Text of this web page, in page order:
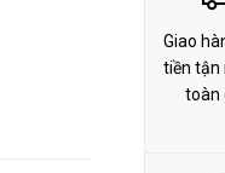
Giao
tiền tận
toàn